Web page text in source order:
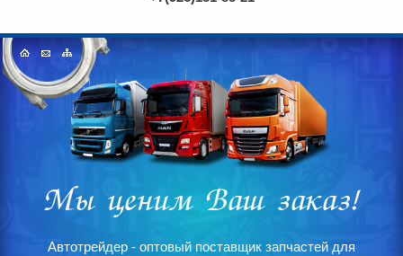
Автотрейдер - оптовый поставщик запчастей для